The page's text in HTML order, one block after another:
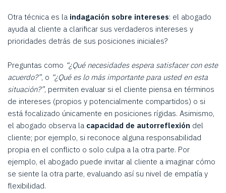
Otra técnica es la indagación sobre intereses: el abogado
ayuda al cliente a clarificar sus verdaderos intereses y
prioridades detrás de sus posiciones iniciales?
Preguntas como “¿Qué necesidades espera satisfacer con este
acuerdo?”, o “¿Qué es lo más importante para usted en esta
situación?”, permiten evaluar si el cliente piensa en términos
de intereses (propios y potencialmente compartidos) o si
está focalizado únicamente en posiciones rígidas. Asimismo,
el abogado observa la capacidad de autorreflexión del
cliente; por ejemplo, si reconoce alguna responsabilidad
propia en el conflicto o solo culpa a la otra parte. Por
ejemplo, el abogado puede invitar al cliente a imaginar cómo
se siente la otra parte, evaluando así su nivel de empatía y
flexibilidad.